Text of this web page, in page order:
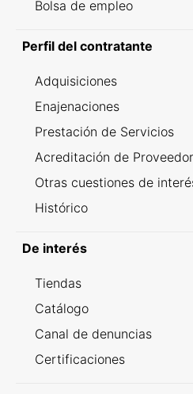
Bolsa de empleo
Perfil del contratante
Adquisiciones
Enajenaciones
Prestación de Servicios
Acreditación de
Otras cuestiones de
Histórico
De interés
Tiendas
Catálogo
Canal de denuncias
Certificaciones